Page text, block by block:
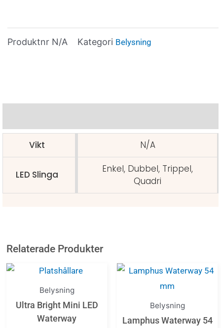
Produktnr N/A Kategori Belysning
Vikt N/A
LED Slinga
Enkel, Dubbel, Trippel,
Quadri
Relaterade Produkter
Belysning
Ultra Bright Mini LED
Waterway
Belysning
Lamphus Waterway 54